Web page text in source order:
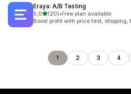
Eraya: A/B Testing
5,0/ 5 tähteä
(20)
20 arvostelua yhteensä
•Free plan available
Boost profit with price test, shipping,
1 2 3 4